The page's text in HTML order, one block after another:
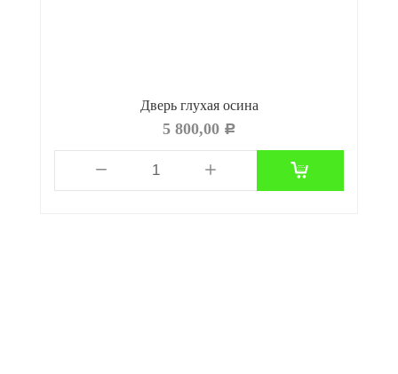
Дверь глухая осина
5 800,00 Р